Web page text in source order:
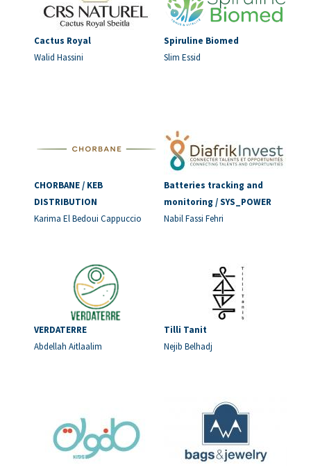
Cactus Royal
Walid Hassini
Spiruline Biomed
Slim Essid
CHORBANE / KEB
DISTRIBUTION
Karima El Bedoui Cappuccio
Batteries tracking and
monitoring / SYS_POWER
Nabil Fassi Fehri
VERDATERRE
Abdellah Aitlaalim
Tilli Tanit
Nejib Belhadj